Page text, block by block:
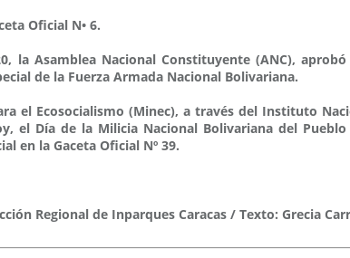
Oficial N• 6.
la Asamblea Nacional Constituyente (ANC),
de la Fuerza Armada Nacional Bolivariana.
el Ecosocialismo (Minec), a través del Instituto
el Día de la Milicia Nacional Bolivariana del
en la Gaceta Oficial Nº 39.
Regional de Inparques Caracas / Texto: Grecia